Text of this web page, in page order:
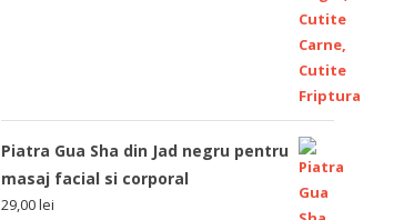
Piatra Gua Sha din Jad negru pentru
masaj facial si corporal
29,00lei